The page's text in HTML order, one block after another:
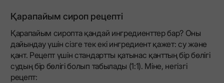
Қарапайым сироп рецепті
Қарапайым сиропта қандай ингредиенттер бар? Оны
дайындау үшін сізге тек екі ингредиент қажет: су және
қант. Рецепт үшін стандартты қатынас қанттың бір бөлігі
судың бір бөлігі болып табылады (1:1). Міне, негізгі
рецепт: